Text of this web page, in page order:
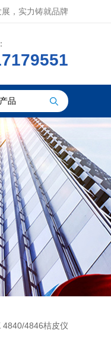
，实力铸就品牌
4840/4846桔皮仪